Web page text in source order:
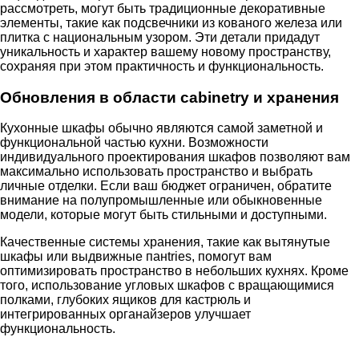
рассмотреть, могут быть традиционные декоративные
элементы, такие как подсвечники из кованого железа или
плитка с национальным узором. Эти детали придадут
уникальность и характер вашему новому пространству,
сохраняя при этом практичность и функциональность.
Обновления в области cabinetry и хранения
Кухонные шкафы обычно являются самой заметной и
функциональной частью кухни. Возможности
индивидуального проектирования шкафов позволяют вам
максимально использовать пространство и выбрать
личные отделки. Если ваш бюджет ограничен, обратите
внимание на полупромышленные или обыкновенные
модели, которые могут быть стильными и доступными.
Качественные системы хранения, такие как вытянутые
шкафы или выдвижные панtries, помогут вам
оптимизировать пространство в небольших кухнях. Кроме
того, использование угловых шкафов с вращающимися
полками, глубоких ящиков для кастрюль и
интегрированных органайзеров улучшает
функциональность.